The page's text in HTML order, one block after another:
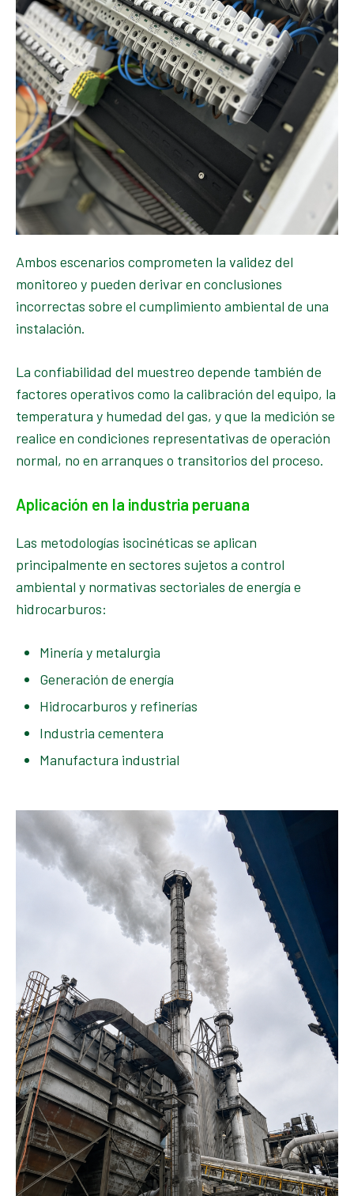
Ambos escenarios comprometen la validez del
monitoreo y pueden derivar en conclusiones
incorrectas sobre el cumplimiento ambiental de una
instalación.
La confiabilidad del muestreo depende también de
factores operativos como la calibración del equipo, la
temperatura y humedad del gas, y que la medición se
realice en condiciones representativas de operación
normal, no en arranques o transitorios del proceso.
Aplicación en la industria peruana
Las metodologías isocinéticas se aplican
principalmente en sectores sujetos a control
ambiental y normativas sectoriales de energía e
hidrocarburos:
Minería y metalurgia
Generación de energía
Hidrocarburos y refinerías
Industria cementera
Manufactura industrial